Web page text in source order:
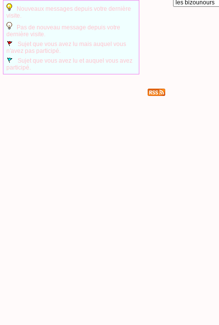
Nouveaux messages depuis votre dernière
visite.
Pas de nouveau message depuis votre
dernière visite.
Sujet que vous avez lu mais auquel vous
n'avez pas participé.
Sujet que vous avez lu et auquel vous avez
participé.